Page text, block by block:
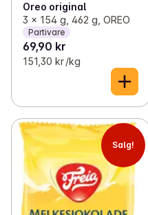
Oreo original
3 x 154 g, 462 g, OREO
Partivare
69,90 kr
151,30 kr /kg
Salg!